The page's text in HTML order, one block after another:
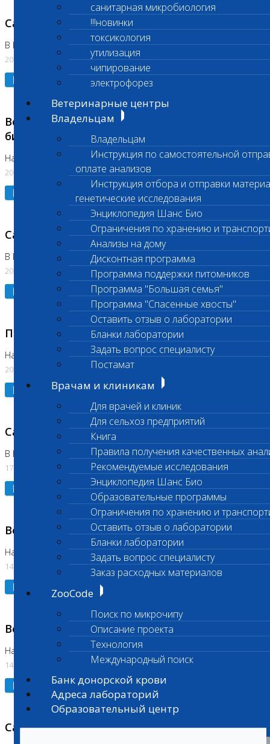
санитарная микробиология
!!!новинки
токсикология
утилизация
чипирование
электрофорез
Ветеринарные центры
Владельцам
Владельцам
Инструкция по самостоятельной
оплате анализов
Инструкция отбора и отправки
генетические исследования
Энциклопедия Шанс Био
Ограничения по хранению и
Анализы на дому
Дисконтная программа
Программа поддержки питомников
Программа "Большая семья"
Программа "Спасенные хвосты"
Оставить отзыв о лаборатории
Бланки лаборатории
Задать вопрос специалисту
Постамат
Врачам и клиникам
Для врачей и клиник
Для сельхоз предприятий
Книга
Правила получения качественных
Рекомендуемые исследования
Энциклопедия Шанс Био
Образовательные программы
Ограничения по хранению и
Оставить отзыв о лаборатории
Бланки лаборатории
Задать вопрос специалисту
Заказ расходных материалов
ZooCode
Поиск по микрочипу
Описание проекта
Технология
Международный поиск
Банк донорской крови
Адреса лабораторий
Образовательный центр
Санитарный день
В Бутово 21.07.2026
20.07.2026
Подробнее
Возобновлено выполнение срочных
биохимических исследований
На Нагорной
20.07.2026
Подробнее
Санитарный день
В Коломне 20.07.2026
20.07.2026
Подробнее
Приостановлено выполнение исследования
На Нагорной
20.07.2026
Подробнее
Санитарный день
В Бутово
17.07.2026
Подробнее
Возобновлено выполнение исследования
На Нагорной (Код 961, 962)
14.07.2026
Подробнее
Возобновлено выполнение исследования
На Нагорной (Код 157)
14.07.2026
Подробнее
Санитарный день